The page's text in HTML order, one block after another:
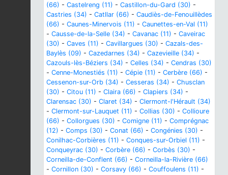
(66) - Castelreng (11) - Castillon-du-Gard (30) -
Castries (34) - Catllar (66) - Caudiès-de-Fenouillèdes
(66) - Caunes-Minervois (11) - Caunettes-en-Val (11)
- Causse-de-la-Selle (34) - Cavanac (11) - Caveirac
(30) - Caves (11) - Cavillargues (30) - Cazals-des-
Baylès (09) - Cazedarnes (34) - Cazevieille (34) -
Cazouls-lès-Béziers (34) - Celles (34) - Cendras (30)
- Cenne-Monestiés (11) - Cépie (11) - Cerbère (66) -
Cessenon-sur-Orb (34) - Cesseras (34) - Chusclan
(30) - Citou (11) - Claira (66) - Clapiers (34) -
Clarensac (30) - Claret (34) - Clermont-l'Hérault (34)
- Clermont-sur-Lauquet (11) - Collias (30) - Collioure
(66) - Collorgues (30) - Comigne (11) - Comprégnac
(12) - Comps (30) - Conat (66) - Congénies (30) -
Conilhac-Corbières (11) - Conques-sur-Orbiel (11) -
Conqueyrac (30) - Corbère (66) - Corbès (30) -
Corneilla-de-Conflent (66) - Corneilla-la-Rivière (66)
- Cornillon (30) - Corsavy (66) - Couffoulens (11) -